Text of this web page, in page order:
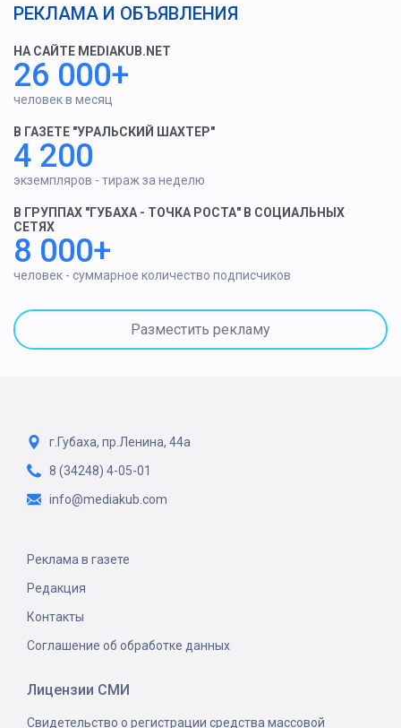
РЕКЛАМА И ОБЪЯВЛЕНИЯ
НА САЙТЕ MEDIAKUB.NET
26 000+
человек в месяц
В ГАЗЕТЕ "УРАЛЬСКИЙ ШАХТЕР"
4 200
экземпляров - тираж за неделю
В ГРУППАХ "ГУБАХА - ТОЧКА РОСТА" В СОЦИАЛЬНЫХ
СЕТЯХ
8 000+
человек - суммарное количество подписчиков
Разместить рекламу
г.Губаха, пр.Ленина, 44а
8 (34248) 4-05-01
info@mediakub.com
Реклама в газете
Редакция
Контакты
Соглашение об обработке данных
Лицензии СМИ
Свидетельство о регистрации средства массовой